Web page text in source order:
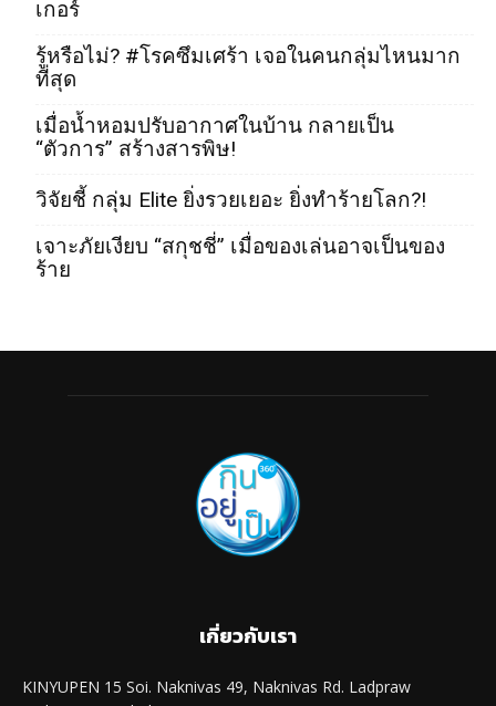
เกอร์
รู้หรือไม่? #โรคซึมเศร้า เจอในคนกลุ่มไหนมาก
ที่สุด
เมื่อน้ำหอมปรับอากาศในบ้าน กลายเป็น
“ตัวการ” สร้างสารพิษ!
วิจัยชี้ กลุ่ม Elite ยิ่งรวยเยอะ ยิ่งทำร้ายโลก?!
เจาะภัยเงียบ “สกุชชี่” เมื่อของเล่นอาจเป็นของ
ร้าย
เกี่ยวกับเรา
KINYUPEN 15 Soi. Naknivas 49, Naknivas Rd. Ladpraw